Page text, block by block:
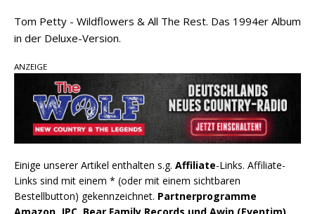
Tom Petty - Wildflowers & All The Rest. Das 1994er Album
in der Deluxe-Version.
ANZEIGE
Einige unserer Artikel enthalten s.g. Affiliate-Links. Affiliate-
Links sind mit einem * (oder mit einem sichtbaren
Bestellbutton) gekennzeichnet. Partnerprogramme